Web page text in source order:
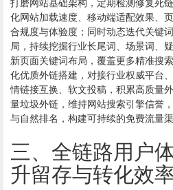
化网站加载速度、移动端适配效果、
合规度与体验度；同时动态迭代关键
局，持续挖掘行业长尾词、场景词、
新页面关键词布局，覆盖更多精准搜
化优质外链搭建，对接行业权威平台
情链接互换、软文投稿，积累高质量
量垃圾外链，维持网站搜索引擎信誉
与自然排名，构建可持续的免费流量渠
三、全链路用户
升留存与转化效